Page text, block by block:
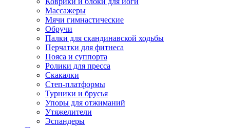
Массажеры
Мячи гимнастические
Обручи
Палки для скандинавской ходьбы
Перчатки для фитнеса
Пояса и суппорта
Ролики для пресса
Скакалки
Степ-платформы
Турники и брусья
Упоры для отжиманий
Утяжелители
Эспандеры